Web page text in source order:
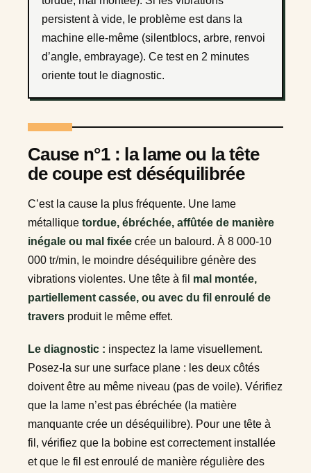
persistent à vide, le problème est dans la
machine elle-même (silentblocs, arbre, renvoi
d’angle, embrayage). Ce test en 2 minutes
oriente tout le diagnostic.
Cause n°1 : la lame ou la tête
de coupe est déséquilibrée
C’est la cause la plus fréquente. Une lame
métallique tordue, ébréchée, affûtée de manière
inégale ou mal fixée crée un balourd. À 8 000-10
000 tr/min, le moindre déséquilibre génère des
vibrations violentes. Une tête à fil mal montée,
partiellement cassée, ou avec du fil enroulé de
travers produit le même effet.
Le diagnostic : inspectez la lame visuellement.
Posez-la sur une surface plane : les deux côtés
doivent être au même niveau (pas de voile). Vérifiez
que la lame n’est pas ébréchée (la matière
manquante crée un déséquilibre). Pour une tête à
fil, vérifiez que la bobine est correctement installée
et que le fil est enroulé de manière régulière des